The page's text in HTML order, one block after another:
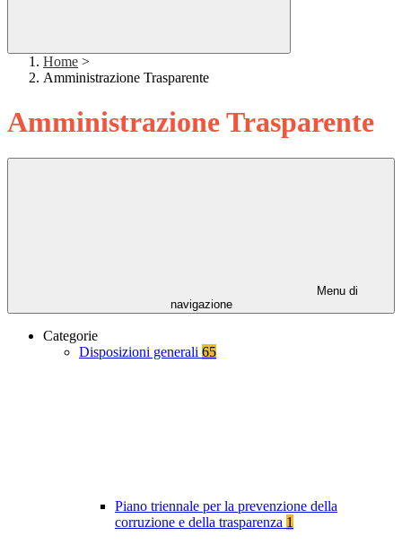
Home >
Amministrazione Trasparente
Amministrazione Trasparente
Menu di
navigazione
Categorie
Disposizioni generali 65
Piano triennale per la prevenzione della
corruzione e della trasparenza 1